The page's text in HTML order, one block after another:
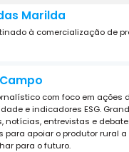
Marilda
à comercialização de
com foco em ações
e indicadores ESG.
notícias, entrevistas e
para apoiar o produtor rural
para o futuro.